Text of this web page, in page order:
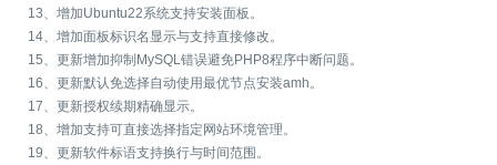
13、增加Ubuntu22系统支持安装面板。
14、增加面板标识名显示与支持直接修改。
15、更新增加抑制MySQL错误避免PHP8程序中断问题。
16、更新默认免选择自动使用最优节点安装amh。
17、更新授权续期精确显示。
18、增加支持可直接选择指定网站环境管理。
19、更新软件标语支持换行与时间范围。